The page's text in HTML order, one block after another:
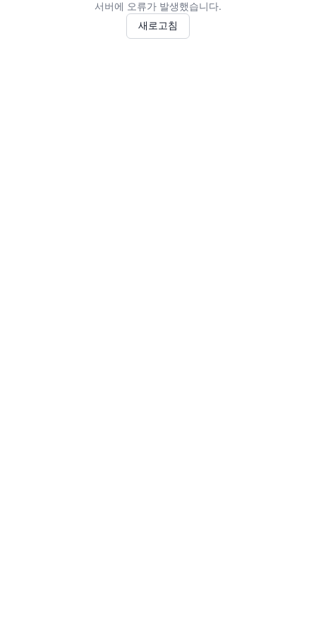
서버에 오류가 발생했습니다.
새로고침